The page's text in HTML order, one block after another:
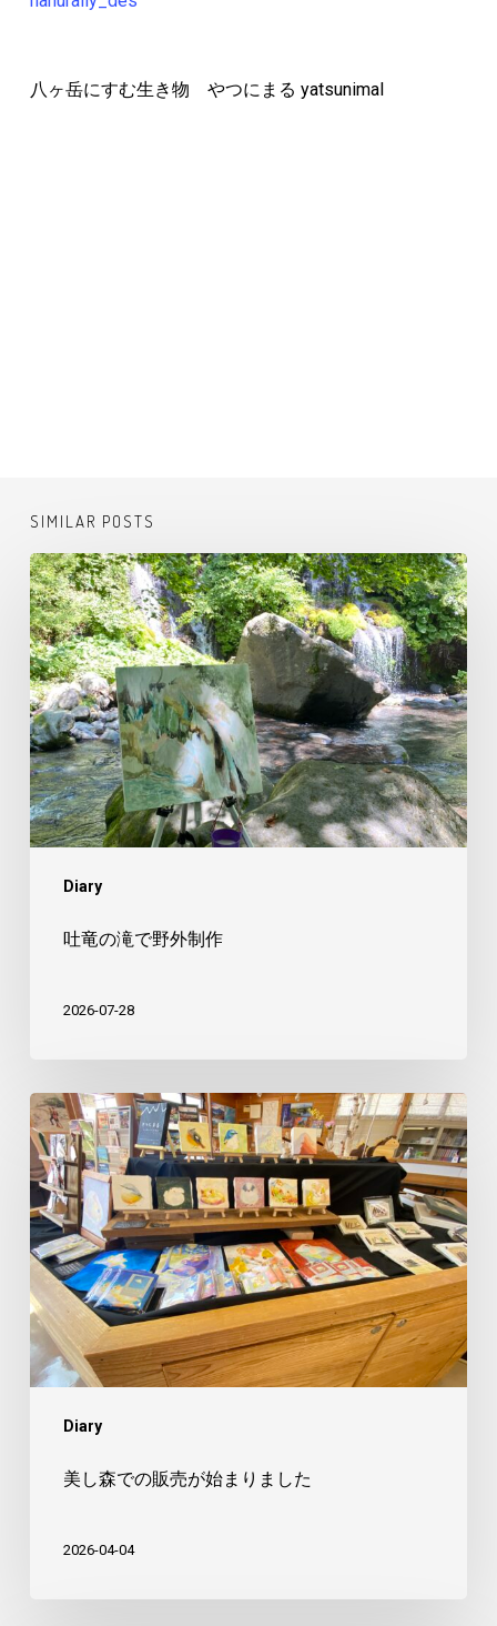
八ヶ岳にすむ生き物 やつにまる yatsunimal
SIMILAR POSTS
Diary
吐
竜
の
滝
で
野
外
制
作
吐竜の滝で野外制作
2026-07-28
Diary
美
し
森
で
の
販
売
が
始
美し森での販売が始まりました
2026-04-04